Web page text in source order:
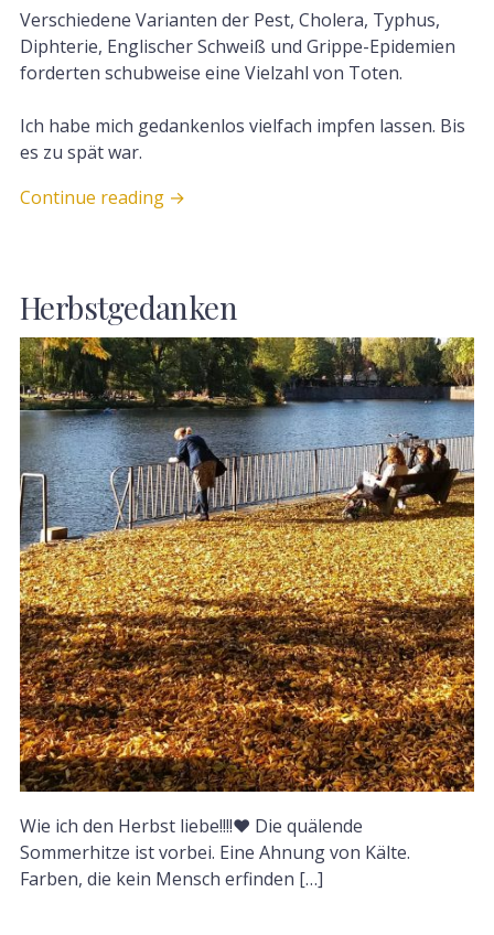
Verschiedene Varianten der Pest, Cholera, Typhus,
Diphterie, Englischer Schweiß und Grippe-Epidemien
forderten schubweise eine Vielzahl von Toten.
Ich habe mich gedankenlos vielfach impfen lassen. Bis
es zu spät war.
Continue reading →
Herbstgedanken
Wie ich den Herbst liebe!!!!❤ Die quälende
Sommerhitze ist vorbei. Eine Ahnung von Kälte.
Farben, die kein Mensch erfinden […]